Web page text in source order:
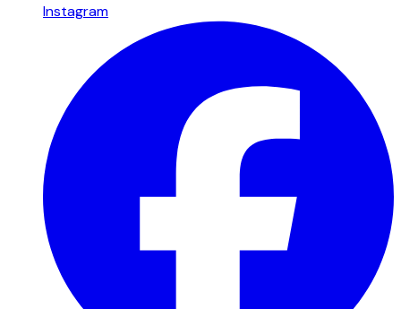
Instagram